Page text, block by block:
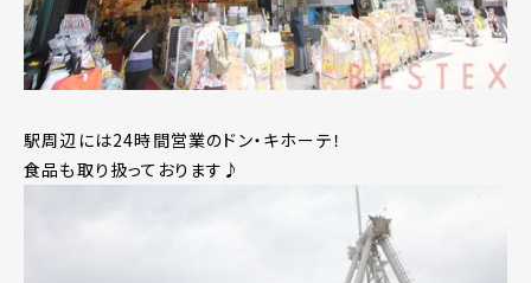
駅周辺には24時間営業のドン・キホーテ！
食品も取り扱っております♪